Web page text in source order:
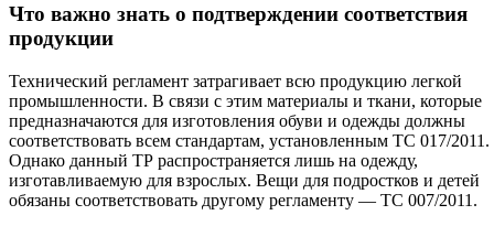
Что важно знать о подтверждении соответствия
продукции
Технический регламент затрагивает всю продукцию легкой
промышленности. В связи с этим материалы и ткани, которые
предназначаются для изготовления обуви и одежды должны
соответствовать всем стандартам, установленным ТС 017/2011.
Однако данный ТР распространяется лишь на одежду,
изготавливаемую для взрослых. Вещи для подростков и детей
обязаны соответствовать другому регламенту — ТС 007/2011.